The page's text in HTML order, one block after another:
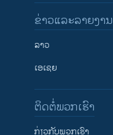
ຂ່າວແລະລາຍງານ
ລາວ
ເອເຊຍ
ຕິດຕໍ່ພວກເຮົາ
ກ່ຽວກັບພວກເຮົາ